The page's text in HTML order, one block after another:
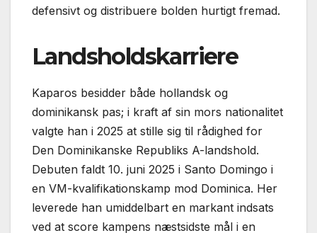
defensivt og distribuere bolden hurtigt fremad.
Landsholdskarriere
Kaparos besidder både hollandsk og
dominikansk pas; i kraft af sin mors nationalitet
valgte han i 2025 at stille sig til rådighed for
Den Dominikanske Republiks A-landshold.
Debuten faldt 10. juni 2025 i Santo Domingo i
en VM-kvalifikationskamp mod Dominica. Her
leverede han umiddelbart en markant indsats
ved at score kampens næstsidste mål i en